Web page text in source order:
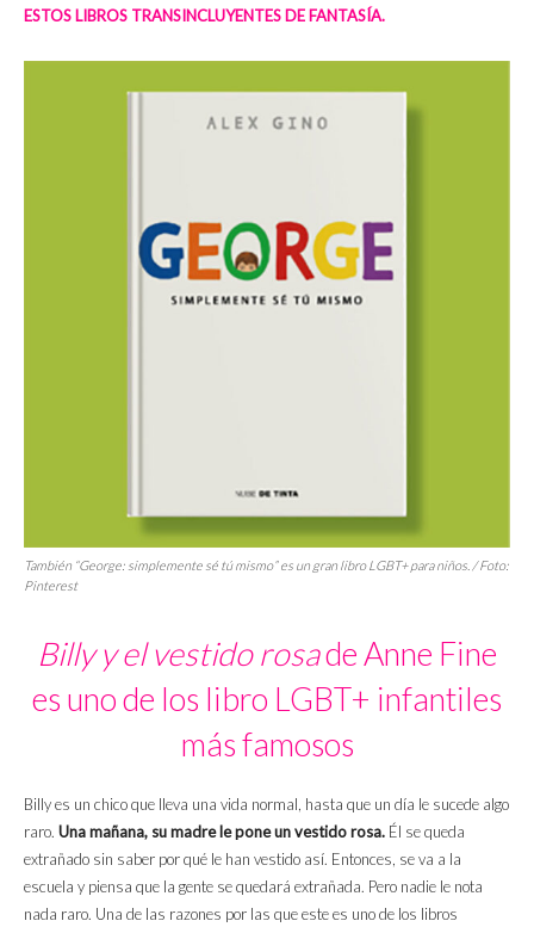
ESTOS LIBROS TRANSINCLUYENTES DE FANTASÍA.
También “George: simplemente sé tú mismo” es un gran libro LGBT+ para niños. / Foto:
Pinterest
Billy y el vestido rosade Anne Fine
es uno de los libro LGBT+ infantiles
más famosos
Billy es un chico que lleva una vida normal, hasta que un día le sucede algo
raro. Una mañana, su madre le pone un vestido rosa. Él se queda
extrañado sin saber por qué le han vestido así. Entonces, se va a la
escuela y piensa que la gente se quedará extrañada. Pero nadie le nota
nada raro. Una de las razones por las que este es uno de los libros